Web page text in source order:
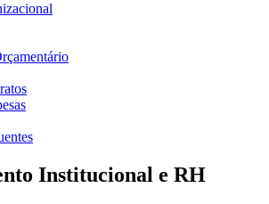
Institucional e RH